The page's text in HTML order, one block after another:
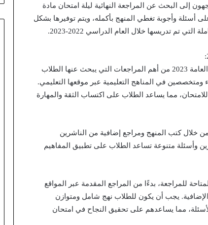
إلى البحث عن المراجعة النهائية ليلة امتحان مادة
أسئلة وأجوبة تغطي المنهج بأكمله، ويتم توفيرها بشكل
تم تدريسها خلال العام الدراسي 2022-2023.
تُعتبر مراجعة جريدة الجمهورية لمادة الجغرافيا في الثانوية العامة 2023 من أهم المراجعات التي يبحث عنها الطلاب
في المناهج التعليمية عبر موقعها التعليمي.
مما يساعد الطلاب على اكتساب الثقة والمهارة
خلال كتب المنهج ومراجع إضافية من الناشرين
وأسئلة متنوعة تساعد الطلاب على تطبيق المفاهيم
للمراجعة، بدءًا من المراجع المقدمة عبر المواقع
الإضافية. يجب أن يكون للطلاب نهج شامل ومتوازن
مما يساعدهم على تحقيق النجاح في امتحان